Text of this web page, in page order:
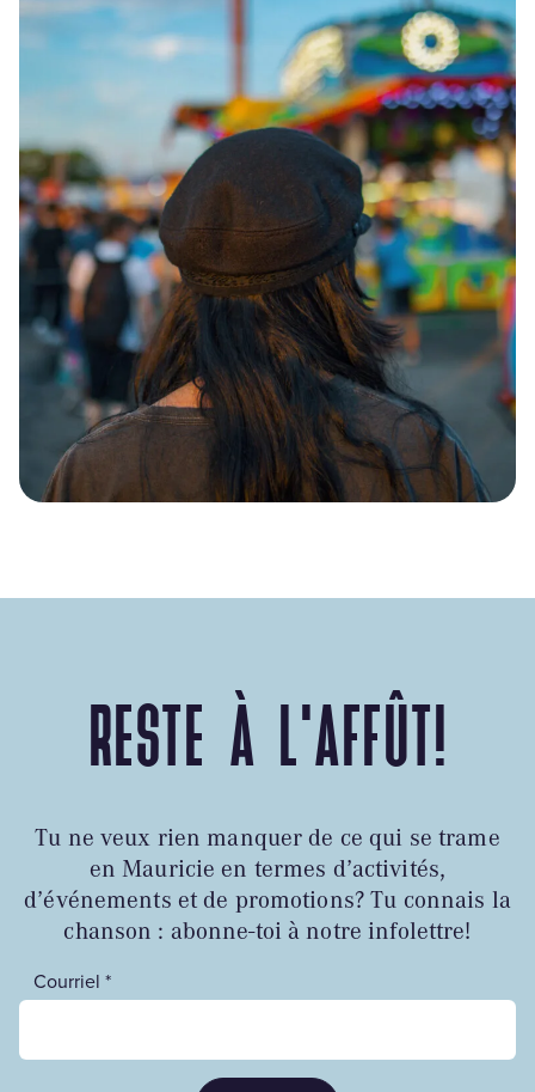
RESTE À L'AFFÛT!
Tu ne veux rien manquer de ce qui se trame
en Mauricie en termes d’activités,
d’événements et de promotions? Tu connais la
chanson : abonne-toi à notre infolettre!
Courriel *